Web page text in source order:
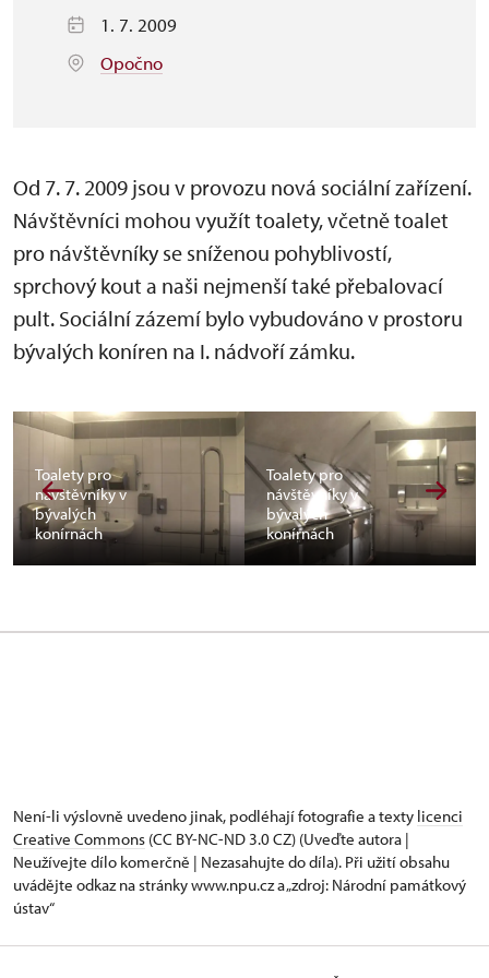
1. 7. 2009
Opočno
Od 7. 7. 2009 jsou v provozu nová sociální zařízení.
Návštěvníci mohou využít toalety, včetně toalet
pro návštěvníky se sníženou pohyblivostí,
sprchový kout a naši nejmenší také přebalovací
pult. Sociální zázemí bylo vybudováno v prostoru
bývalých koníren na I. nádvoří zámku.
Toalety pro
návštěvníky v
bývalých
konírnách
Toalety pro
návštěvníky v
bývalých
konírnách
Není-li výslovně uvedeno jinak, podléhají fotografie a texty licenci
Creative Commons (CC BY-NC-ND 3.0 CZ) (Uveďte autora |
Neužívejte dílo komerčně | Nezasahujte do díla). Při užití obsahu
uvádějte odkaz na stránky www.npu.cz a „zdroj: Národní památkový
ústav“